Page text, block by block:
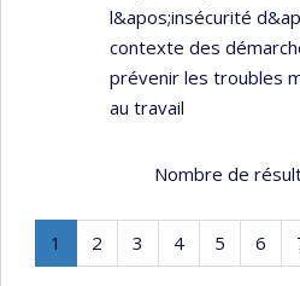
l&apos;insécurité
contexte des
prévenir les troubles
au travail
Nombre de
Page
1
Page
Page
2 Page
3 Page
4 Page
5 Page
6